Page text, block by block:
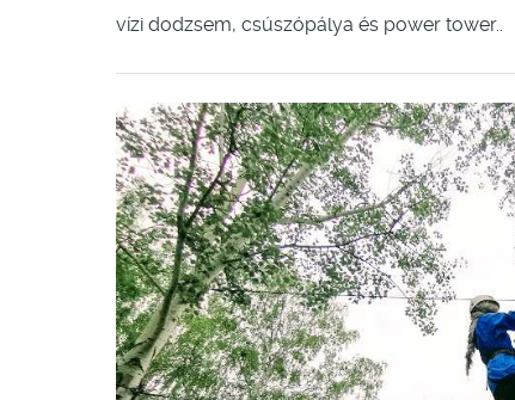
vízi dodzsem, csúszópálya és power tower..